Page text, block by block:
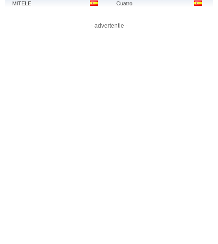
MITELE Cuatro
- advertentie -